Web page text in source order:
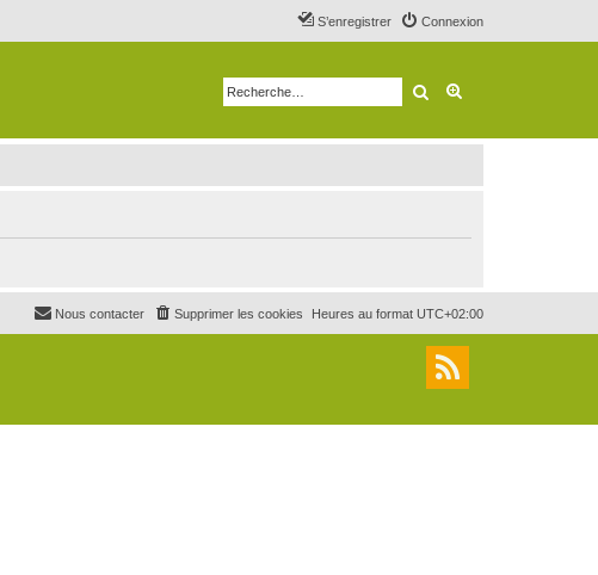
Connexion
S’enregistrer
Rechercher
Heures au format UTC+02:00
Supprimer les cookies
Nous contacter